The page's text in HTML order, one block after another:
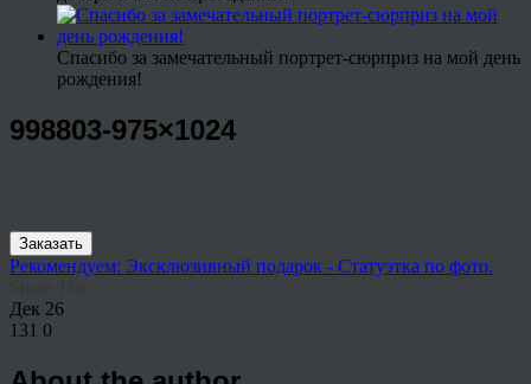
Спасибо за замечательный портрет-сюрприз на мой день
рождения!
998803-975×1024
Заказать
Рекомендуем: Эксклюзивный подарок - Статуэтка по фото.
Дек 26
131 0